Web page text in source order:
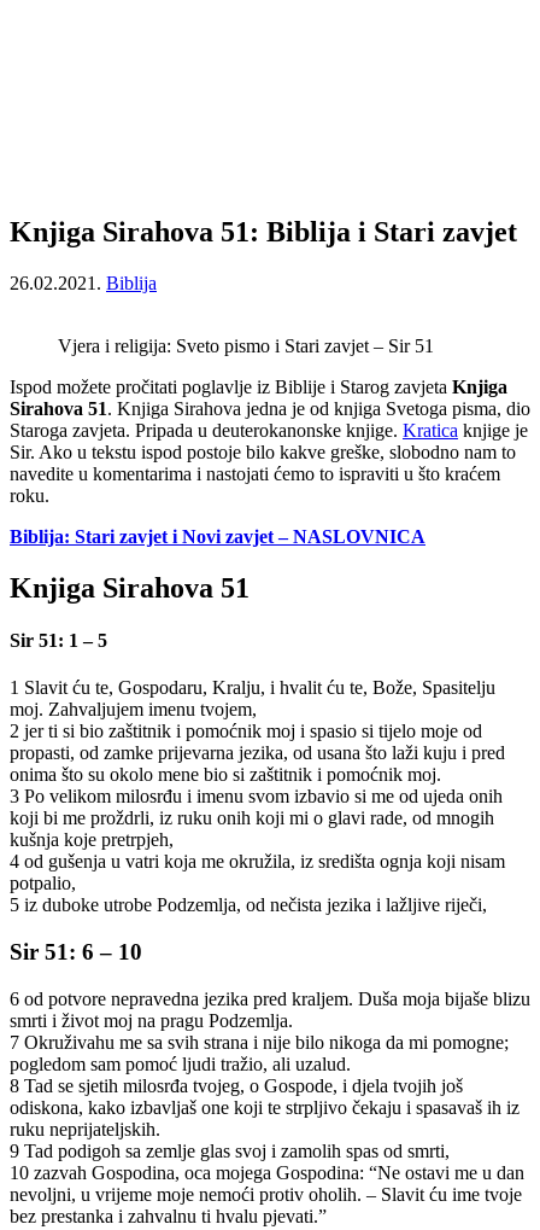
Knjiga Sirahova 51: Biblija i Stari zavjet
26.02.2021. Biblija
Vjera i religija: Sveto pismo i Stari zavjet – Sir 51
Ispod možete pročitati poglavlje iz Biblije i Starog zavjeta Knjiga
Sirahova 51. Knjiga Sirahova jedna je od knjiga Svetoga pisma, dio
Staroga zavjeta. Pripada u deuterokanonske knjige. Kratica knjige je
Sir. Ako u tekstu ispod postoje bilo kakve greške, slobodno nam to
navedite u komentarima i nastojati ćemo to ispraviti u što kraćem
roku.
Biblija: Stari zavjet i Novi zavjet – NASLOVNICA
Knjiga Sirahova 51
Sir 51: 1 – 5
1 Slavit ću te, Gospodaru, Kralju, i hvalit ću te, Bože, Spasitelju
moj. Zahvaljujem imenu tvojem,
2 jer ti si bio zaštitnik i pomoćnik moj i spasio si tijelo moje od
propasti, od zamke prijevarna jezika, od usana što laži kuju i pred
onima što su okolo mene bio si zaštitnik i pomoćnik moj.
3 Po velikom milosrđu i imenu svom izbavio si me od ujeda onih
koji bi me proždrli, iz ruku onih koji mi o glavi rade, od mnogih
kušnja koje pretrpjeh,
4 od gušenja u vatri koja me okružila, iz središta ognja koji nisam
potpalio,
5 iz duboke utrobe Podzemlja, od nečista jezika i lažljive riječi,
Sir 51: 6 – 10
6 od potvore nepravedna jezika pred kraljem. Duša moja bijaše blizu
smrti i život moj na pragu Podzemlja.
7 Okruživahu me sa svih strana i nije bilo nikoga da mi pomogne;
pogledom sam pomoć ljudi tražio, ali uzalud.
8 Tad se sjetih milosrđa tvojeg, o Gospode, i djela tvojih još
odiskona, kako izbavljaš one koji te strpljivo čekaju i spasavaš ih iz
ruku neprijateljskih.
9 Tad podigoh sa zemlje glas svoj i zamolih spas od smrti,
10 zazvah Gospodina, oca mojega Gospodina: “Ne ostavi me u dan
nevoljni, u vrijeme moje nemoći protiv oholih. – Slavit ću ime tvoje
bez prestanka i zahvalnu ti hvalu pjevati.”